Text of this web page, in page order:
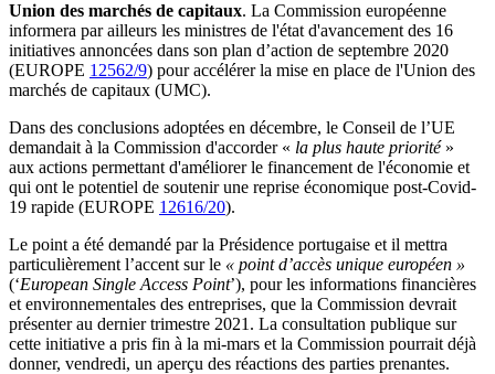
Union des marchés de capitaux. La Commission européenne
informera par ailleurs les ministres de l'état d'avancement des 16
initiatives annoncées dans son plan d’action de septembre 2020
(EUROPE 12562/9) pour accélérer la mise en place de l'Union des
marchés de capitaux (UMC).
Dans des conclusions adoptées en décembre, le Conseil de l’UE
demandait à la Commission d'accorder « la plus haute priorité »
aux actions permettant d'améliorer le financement de l'économie et
qui ont le potentiel de soutenir une reprise économique post-Covid-
19 rapide (EUROPE 12616/20).
Le point a été demandé par la Présidence portugaise et il mettra
particulièrement l’accent sur le « point d’accès unique européen »
(‘European Single Access Point’), pour les informations financières
et environnementales des entreprises, que la Commission devrait
présenter au dernier trimestre 2021. La consultation publique sur
cette initiative a pris fin à la mi-mars et la Commission pourrait déjà
donner, vendredi, un aperçu des réactions des parties prenantes.